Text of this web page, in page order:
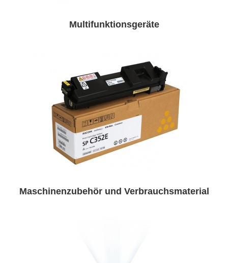
Multifunktionsgeräte
Maschinenzubehör und Verbrauchsmaterial